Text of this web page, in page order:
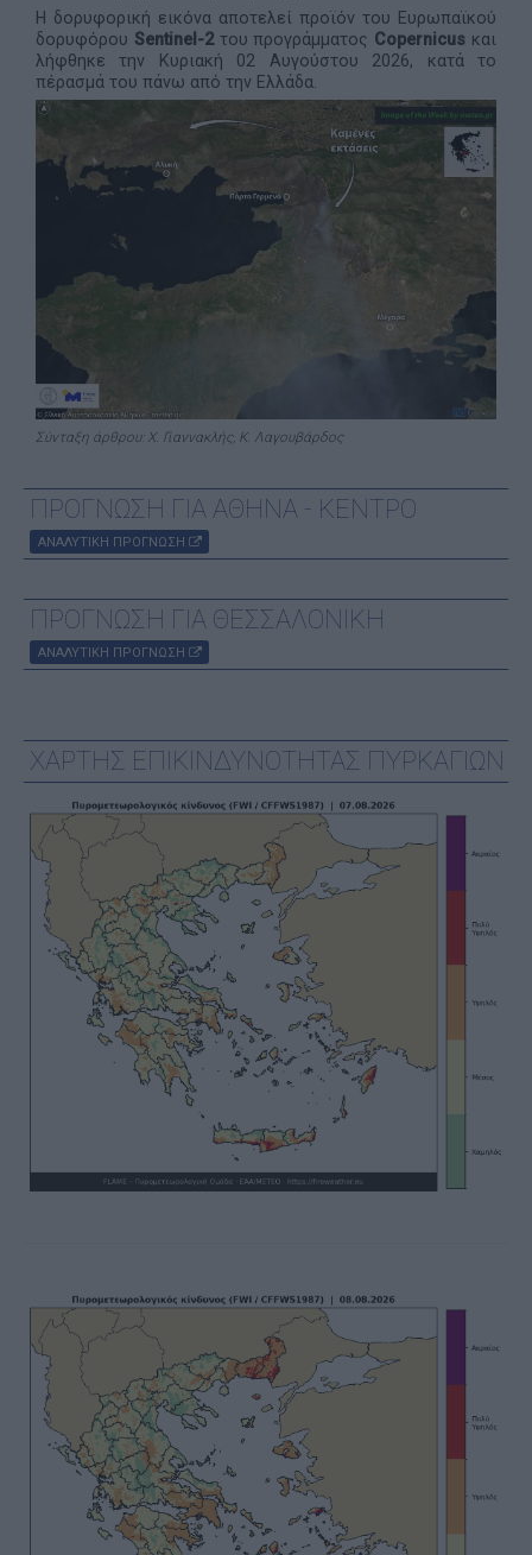
Η δορυφορική εικόνα αποτελεί προϊόν του Ευρωπαϊκού
δορυφόρου Sentinel -2του προγράμματος Copernicus και
λήφθηκε την Κυριακή 02 Αυγούστου 2026, κατά το
πέρασμά του πάνω από την Ελλάδα.
Σύνταξη άρθρου: Χ. Γιαννακλής, Κ. Λαγουβάρδος
ΠΡΟΓΝΩΣΗ ΓΙΑ ΑΘΗΝΑ - ΚΕΝΤΡΟ
ΑΝΑΛΥΤΙΚΗ ΠΡΟΓΝΩΣΗ
ΠΡΟΓΝΩΣΗ ΓΙΑ ΘΕΣΣΑΛΟΝΙΚΗ
ΑΝΑΛΥΤΙΚΗ ΠΡΟΓΝΩΣΗ
ΧΑΡΤΗΣ ΕΠΙΚΙΝΔΥΝΟΤΗΤΑΣ ΠΥΡΚΑΓΙΩΝ